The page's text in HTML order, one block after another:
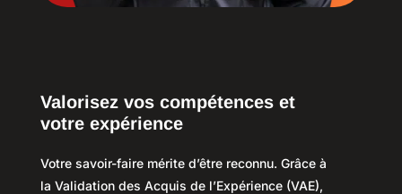
Valorisez vos compétences et
votre expérience
Votre savoir-faire mérite d’être reconnu. Grâce à
la Validation des Acquis de l’Expérience (VAE),